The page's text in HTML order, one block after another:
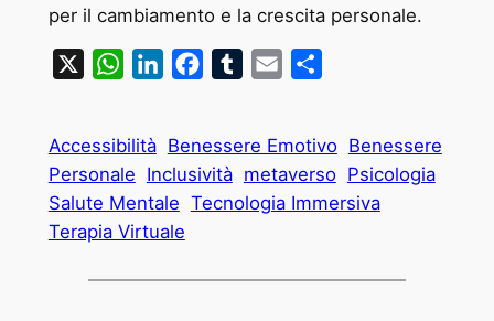
per il cambiamento e la crescita personale.
WhatsAppLinkedInFacebookTumblrEmail
Accessibilità Benessere Emotivo Benessere
Personale Inclusività metaverso Psicologia
Salute Mentale Tecnologia Immersiva
Terapia Virtuale